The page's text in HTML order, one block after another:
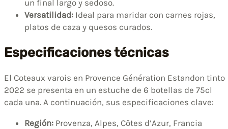
un final largo y sedoso.
Versatilidad: Ideal para maridar con carnes rojas,
platos de caza y quesos curados.
Especificaciones técnicas
El Coteaux varois en Provence Génération Estandon tinto
2022 se presenta en un estuche de 6 botellas de 75cl
cada una. A continuación, sus especificaciones clave:
Región: Provenza, Alpes, Côtes d’Azur, Francia